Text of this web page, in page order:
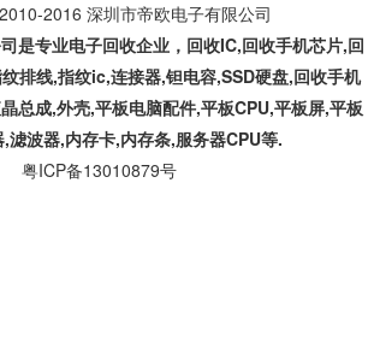
2016 深圳市帝欧电子有限公司
是专业电子回收企业，回收IC,回收手机芯片,回
排线,指纹ic,连接器,钽电容,SSD硬盘,回收手机
总成,外壳,平板电脑配件,平板CPU,平板屏,平板
滤波器,内存卡,内存条,服务器CPU等.
粤ICP备13010879号